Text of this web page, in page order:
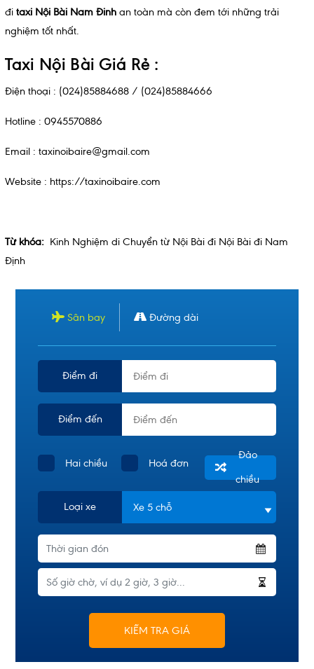
đi taxi Nội Bài Nam Đinh an toàn mà còn đem tới những trải
nghiệm tốt nhất.
Taxi Nội Bài Giá Rẻ :
Điện thoại : (024)85884688 / (024)85884666
Hotline : 0945570886
Email : taxinoibaire@gmail.com
Website : https://taxinoibaire.com
Từ khóa: Kinh Nghiệm di Chuyển từ Nội Bài đi Nội Bài đi Nam
Định
Sân bay Đường dài
Điểm đi
Điểm đến
Hai chiều Hoá đơn
Đảo
chiều
Loại xe
KIỂM TRA GIÁ